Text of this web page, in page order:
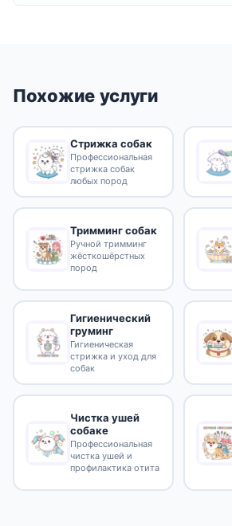
Похожие услуги
Стрижка собак
Профессиональная
стрижка собак
любых пород
Тримминг собак
Ручной тримминг
жёсткошёрстных
пород
Гигиенический
груминг
Гигиеническая
стрижка и уход для
собак
Чистка ушей
собаке
Профессиональная
чистка ушей и
профилактика отита